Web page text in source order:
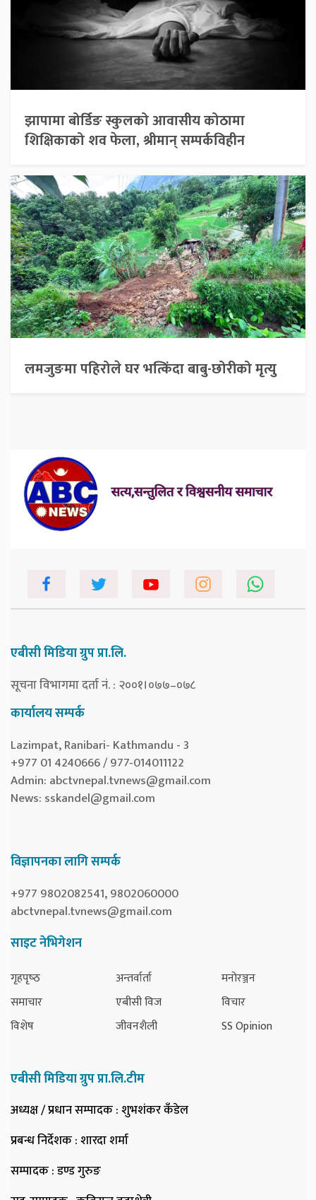
झापामा बोर्डिङ स्कुलको आवासीय कोठामा
शिक्षिकाको शव फेला, श्रीमान् सम्पर्कविहीन
लमजुङमा पहिरोले घर भत्किंदा बाबु-छोरीको मृत्यु
एबीसी मिडिया ग्रुप प्रा.लि.
सूचना विभागमा दर्ता नं. : २००१।०७७–०७८
कार्यालय सम्पर्क
Lazimpat, Ranibari- Kathmandu - 3
+977 01 4240666 / 977-014011122
Admin: abctvnepal.tvnews@gmail.com
News: sskandel@gmail.com
विज्ञापनका लागि सम्पर्क
+977 9802082541, 9802060000
abctvnepal.tvnews@gmail.com
साइट नेभिगेशन
गृहपृष्‍ठ
समाचार
विशेष
अन्तर्वार्ता
एबीसी विज
जीवनशैली
मनोरञ्जन
विचार
SS Opinion
एबीसी मिडिया ग्रुप प्रा.लि.टीम
अध्यक्ष / प्रधान सम्पादक: शुभशंकर कँडेल
प्रबन्ध निर्देशक: शारदा शर्मा
सम्पादक: डण्ड गुरुङ